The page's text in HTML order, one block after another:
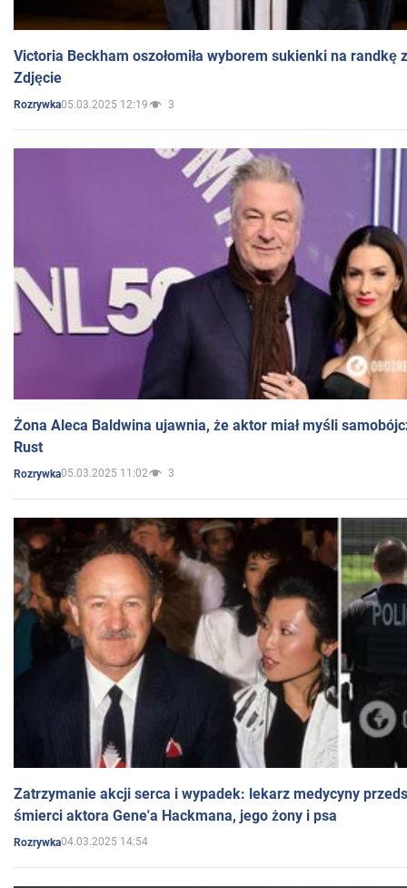
Victoria Beckham oszołomiła wyborem sukienki na randkę
Zdjęcie
Rozrywka05.03.2025 12:19 3
Żona Aleca Baldwina ujawnia, że aktor miał myśli
Rust
Rozrywka05.03.2025 11:02 3
Zatrzymanie akcji serca i wypadek: lekarz medycyny
śmierci aktora Gene'a Hackmana, jego żony i psa
Rozrywka04.03.2025 14:54